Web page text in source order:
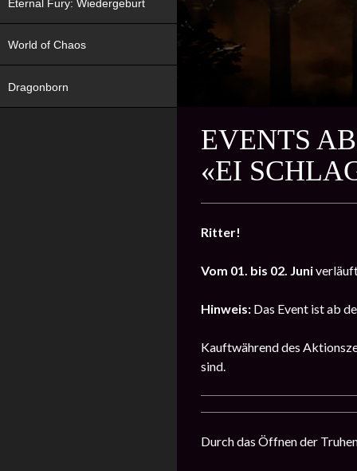
EVENTS
«EI
Ritter!
Vom 01. bis 02. Juni
Hinweis: Das Event ist ab
Kauftwährend des
sind.
Durch das Öffnen der
Eternal Fury: Wiedergeburt
World of Chaos
Dragonborn